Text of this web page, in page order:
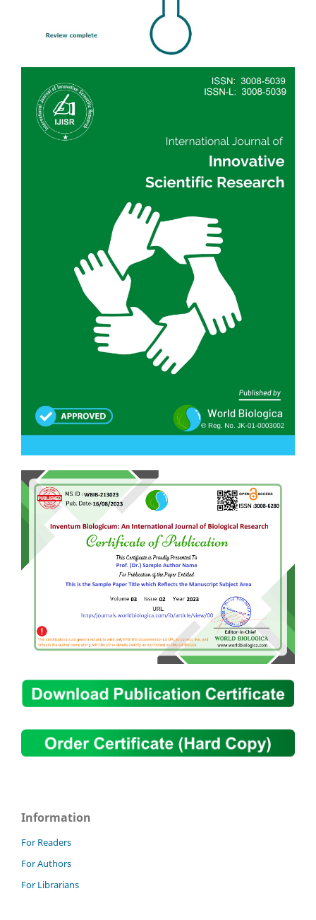
Information
For Readers
For Authors
For Librarians